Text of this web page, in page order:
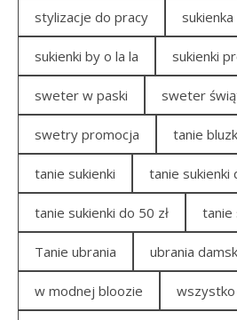
stylizacje do pracy
sukienki by o la la sukienki
sweter w paski sweter
swetry promocja tanie
tanie sukienki tanie sukienki
tanie sukienki do 50 zł tanie
Tanie ubrania ubrania
w modnej bloozie wszystko